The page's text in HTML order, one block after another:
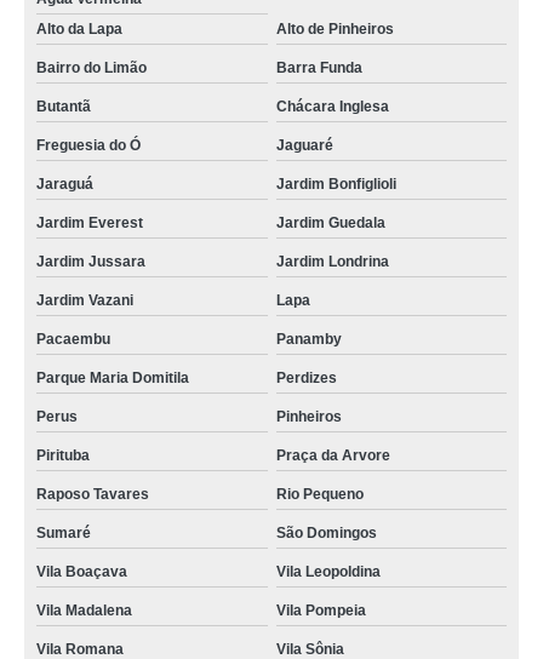
Alto da Lapa
Alto de Pinheiros
Bairro do Limão Barra Funda
Butantã Chácara Inglesa
Freguesia do Ó Jaguaré
Jaraguá Jardim Bonfiglioli
Jardim Everest Jardim Guedala
Jardim Jussara Jardim Londrina
Jardim Vazani Lapa
Pacaembu Panamby
Parque Maria Domitila Perdizes
Perus Pinheiros
Pirituba Praça da Arvore
Raposo Tavares Rio Pequeno
Sumaré São Domingos
Vila Boaçava Vila Leopoldina
Vila Madalena Vila Pompeia
Vila Romana Vila Sônia